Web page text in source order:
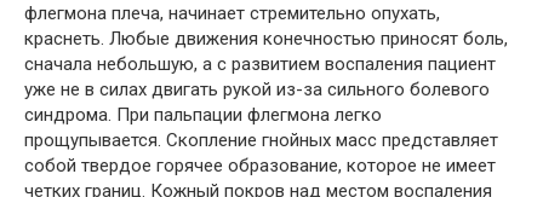
флегмона плеча, начинает стремительно опухать,
краснеть. Любые движения конечностью приносят боль,
сначала небольшую, а с развитием воспаления пациент
уже не в силах двигать рукой из-за сильного болевого
синдрома. При пальпации флегмона легко
прощупывается. Скопление гнойных масс представляет
собой твердое горячее образование, которое не имеет
четких границ. Кожный покров над местом воспаления